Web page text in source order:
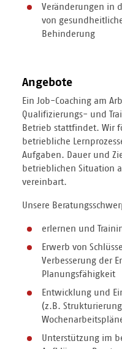
Veränderungen in
von
Behinderung
Angebote
Ein Job-Coaching am
Qualifizierungs- und
Betrieb stattfindet. Wir
betriebliche
Aufgaben. Dauer und
betrieblichen Situation
vereinbart.
Unsere
erlernen und
Erwerb von
Verbesserung der
Planungsfähigkeit
Entwicklung und
(z.B.
Unterstützung im